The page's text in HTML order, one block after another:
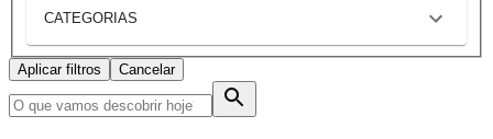
CATEGORIAS
Aplicar filtros Cancelar